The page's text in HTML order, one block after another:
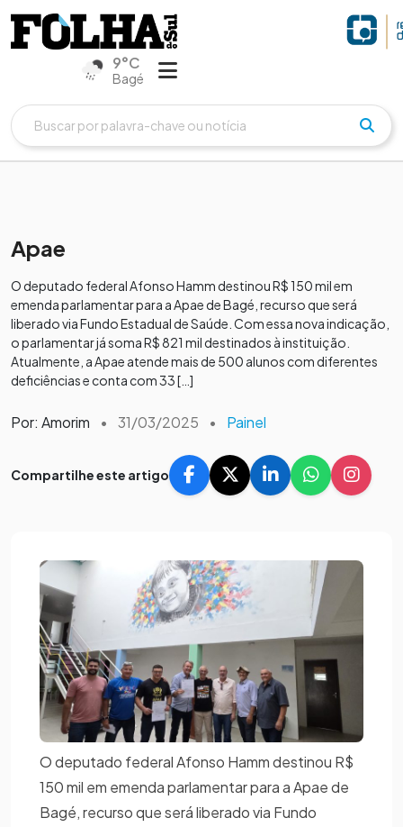
9°C
Bagé
Apae
O deputado federal Afonso Hamm destinou R$ 150 mil em
emenda parlamentar para a Apae de Bagé, recurso que será
liberado via Fundo Estadual de Saúde. Com essa nova indicação,
o parlamentar já soma R$ 821 mil destinados à instituição.
Atualmente, a Apae atende mais de 500 alunos com diferentes
deficiências e conta com 33 […]
Por: Amorim • 31/03/2025 • Painel
Compartilhe este artigo
O deputado federal Afonso Hamm destinou R$
150 mil em emenda parlamentar para a Apae de
Bagé, recurso que será liberado via Fundo